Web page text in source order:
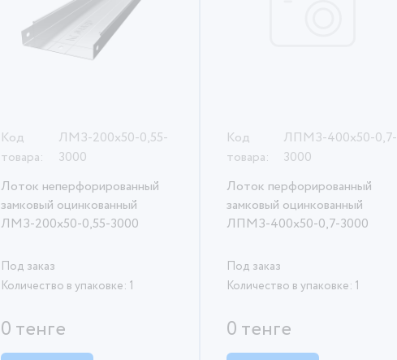
Код
товара:
ЛМЗ-200х50-0,55-
3000
Лоток неперфорированный
замковый оцинкованный
ЛМЗ-200х50-0,55-3000
Под заказ
Количество в упаковке: 1
0 тенге
Код
товара:
ЛПМЗ-400х50-0,7-
3000
Лоток перфорированный
замковый оцинкованный
ЛПМЗ-400х50-0,7-3000
Под заказ
Количество в упаковке: 1
0 тенге